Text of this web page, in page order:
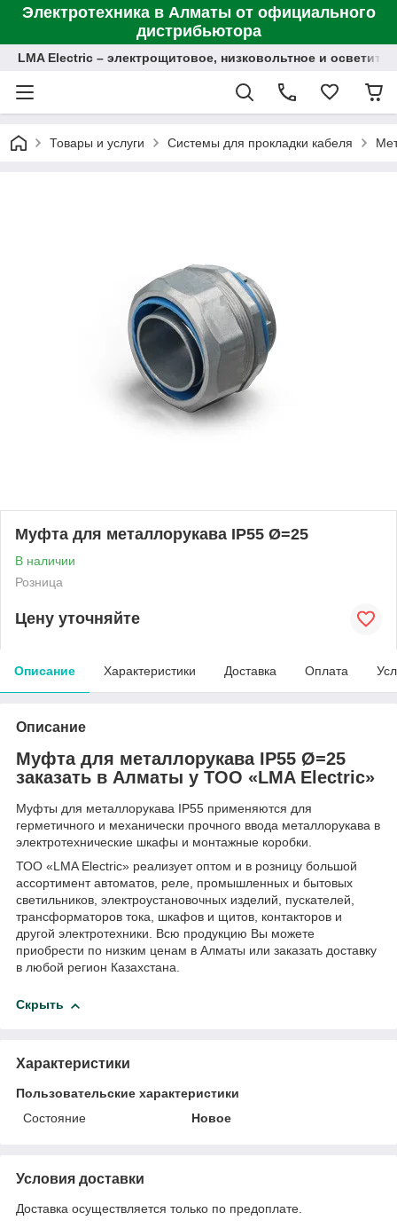
Электротехника в Алматы от официального
дистрибьютора
LMA Electric – электрощитовое, низковольтное и
Товары и услуги Системы для прокладки кабеля
Муфта для металлорукава IP55 Ø=25
В наличии
Розница
Цену уточняйте
Описание Характеристики Доставка Оплата
Описание
Муфта для металлорукава IP55 Ø=25
заказать в Алматы у ТОО «LMA Electric»
Муфты для металлорукава IP55 применяются для
герметичного и механически прочного ввода металлорукава в
электротехнические шкафы и монтажные коробки.
ТОО «LMA Electric» реализует оптом и в розницу большой
ассортимент автоматов, реле, промышленных и бытовых
светильников, электроустановочных изделий, пускателей,
трансформаторов тока, шкафов и щитов, контакторов и
другой электротехники. Всю продукцию Вы можете
приобрести по низким ценам в Алматы или заказать доставку
в любой регион Казахстана.
Скрыть
Характеристики
Пользовательские характеристики
Состояние
Новое
Условия доставки
Доставка осуществляется только по предоплате.